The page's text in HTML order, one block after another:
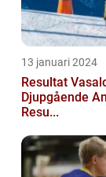
13 januari 2024
Resultat
Djupgående
Resu...